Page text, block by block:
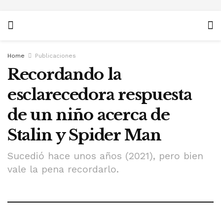
Home Publicaciones
Recordando la
esclarecedora respuesta
de un niño acerca de
Stalin y Spider Man
Sucedió hace unos años (2021), pero bien
vale la pena recordarlo.